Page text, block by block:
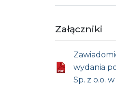
Załączniki
wydania
Sp. z o.o.